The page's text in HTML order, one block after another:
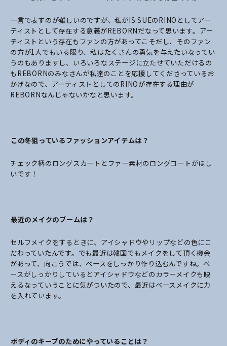
一言で表すのが難しいのですが、私がIS:SUEのRINOとしてアー
ティストとして存在する意義がREBORNだなって思います。アー
ティストという存在もファンの方があってこそだし、そのファン
の方が1人でもいる限り、私はたくさんの勇気を与えたいなってい
うのもありますし、いろいろなステージに立たせていただけるの
もREBORNのみなさんが私達のことを応援してくださっているお
かげなので、アーティストとしてのRINOが存在する理由が
REBORNなんじゃないかなと思います。
――この冬狙っているファッションアイテムは？
チェック柄のロングスカートとファー素材のロングコートがほし
いです！
――最近のメイクのブームは？
セルフメイクをするときに、アイシャドウやリップなどの色にこ
だわっていたんです。でも最近は韓国でもメイクをして頂く機会
があって、向こうでは、ベースをしっかり作り込むんですね。ベ
ースがしっかりしているとアイシャドウなどのカラーメイクも映
えるなっていうことに気がついたので、最近はベースメイクに力
を入れています。
――ボディのキープのためにやっていることは？